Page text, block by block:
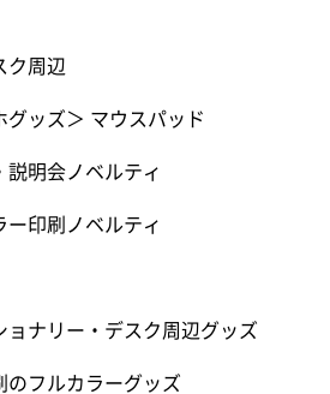
ク周辺
グッズ＞ マウスパッド
説明会ノベルティ
ー印刷ノベルティ
ョナリー・デスク周辺グッズ
のフルカラーグッズ